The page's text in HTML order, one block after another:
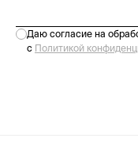
Даю согласие на
с
Политикой